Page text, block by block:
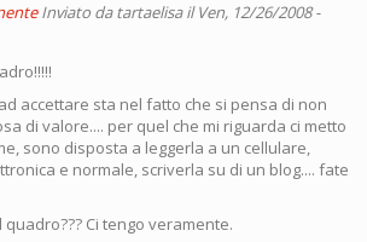
Inviato datartaelisail Ven, 12/26/2008 -
accettare sta nel fatto che si pensa di non
di valore.... per quel che mi riguarda ci metto
sono disposta a leggerla a un cellulare,
e normale, scriverla su di un blog.... fate
Ci tengo veramente.